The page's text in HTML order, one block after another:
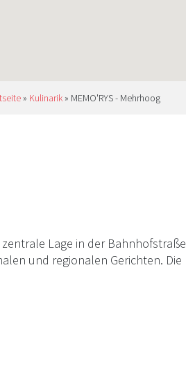
» Kulinarik » MEMO'RYS - Mehrhoog
zentrale Lage in der Bahnhofstraße
und regionalen Gerichten. Die